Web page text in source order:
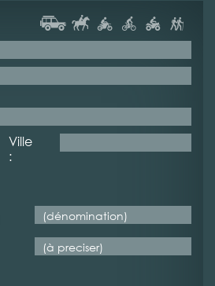
Ville
: